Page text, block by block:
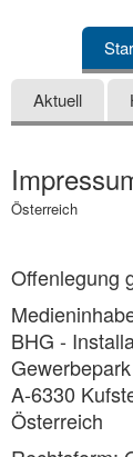
Aktuell
Österreich
Offenlegung
BHG -
A-6330
Österreich